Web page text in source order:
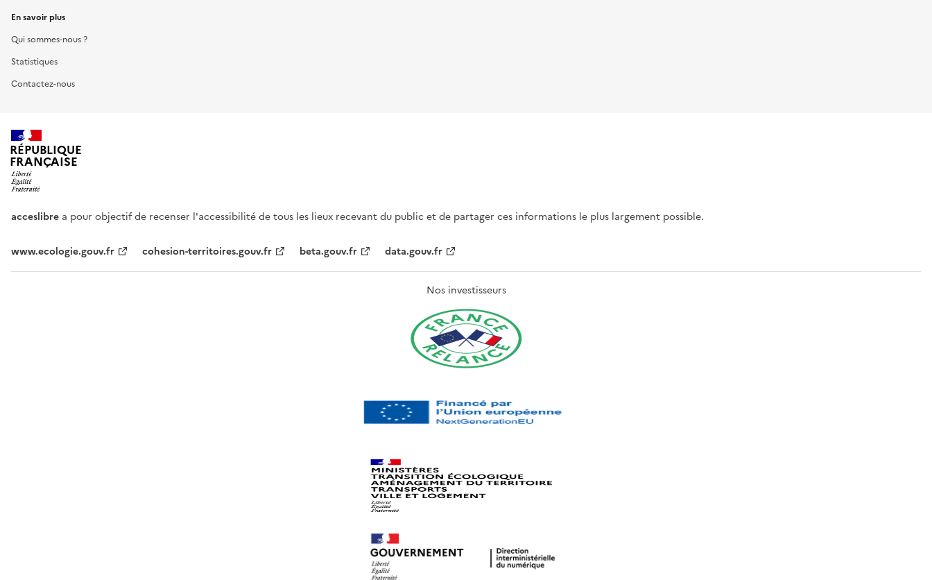
En savoir plus
Qui sommes-nous ?
Statistiques
Contactez-nous
RÉPUBLIQUE
FRANÇAISE
acceslibre a pour objectif de recenser l'accessibilité de tous les lieux recevant du public et de partager ces informations le plus largement possible.
www.ecologie.gouv.fr cohesion-territoires.gouv.fr beta.gouv.fr data.gouv.fr
Nos investisseurs